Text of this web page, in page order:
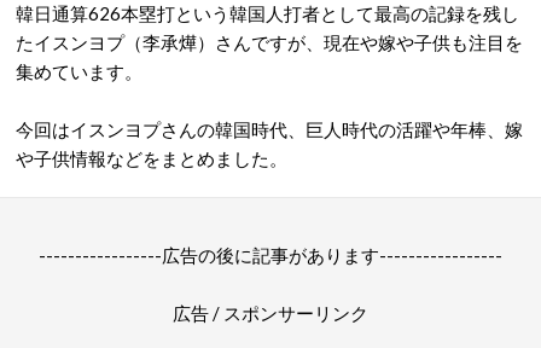
韓日通算626本塁打という韓国人打者として最高の記録を残し
たイスンヨプ（李承燁）さんですが、現在や嫁や子供も注目を
集めています。
今回はイスンヨプさんの韓国時代、巨人時代の活躍や年棒、嫁
や子供情報などをまとめました。
-----------------広告の後に記事があります-----------------
広告 / スポンサーリンク